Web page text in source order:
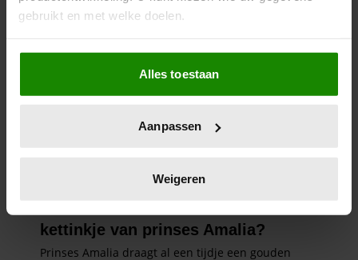
gebruikt en met welke doelen.
Als u het toestaat, willen we ook graag:
Informatie verzamelen over uw geografische
locatie, die tot een paar meter nauwkeurig kan zijn
scannen op specifieke eigenschappen (fingerprinting)
verwerkt en stel uw voorkeuren in het
intrekken in de Cookieverklaring.
We gebruiken cookies om content en advertenties te
Alles toestaan
Aanpassen
Weigeren